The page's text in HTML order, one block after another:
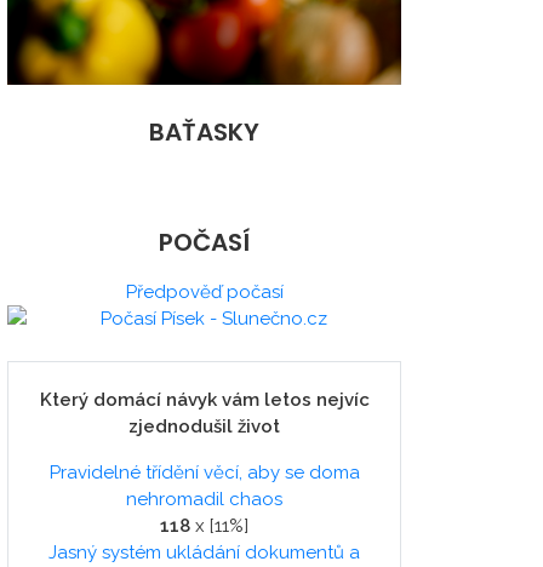
BAŤASKY
POČASÍ
Předpověď počasí
Který domácí návyk vám letos nejvíc
zjednodušil život
Pravidelné třídění věcí, aby se doma
nehromadil chaos
118 x [11%]
Jasný systém ukládání dokumentů a